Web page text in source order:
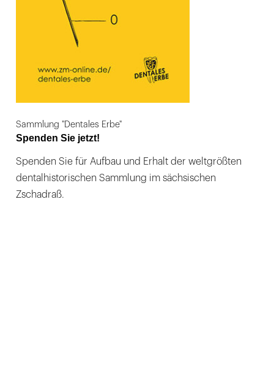
Sammlung "Dentales Erbe"
Spenden Sie jetzt!
Spenden Sie für Aufbau und Erhalt der weltgrößten
dentalhistorischen Sammlung im sächsischen
Zschadraß.